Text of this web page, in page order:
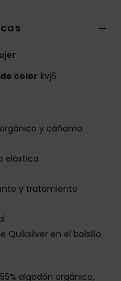
color kvj6
y cáñamo
elástica
y tratamiento
Quiksilver en el bolsillo
algodón orgánico,